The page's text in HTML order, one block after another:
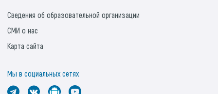
Сведения об образовательной организации
СМИ о нас
Карта сайта
Мы в социальных сетях